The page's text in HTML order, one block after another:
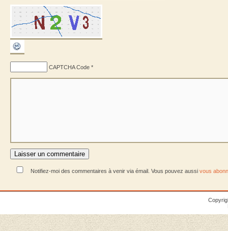
CAPTCHA Code *
Notifiez-moi des commentaires à venir via émail. Vous pouvez aussi vous